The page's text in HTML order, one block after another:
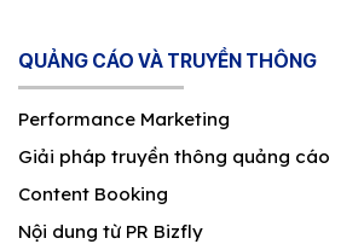
QUẢNG CÁO VÀ TRUYỀN THÔNG
Performance Marketing
Giải pháp truyền thông quảng cáo
Content Booking
Nội dung từ PR Bizfly